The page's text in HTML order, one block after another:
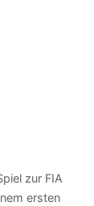
zur FIA
ersten